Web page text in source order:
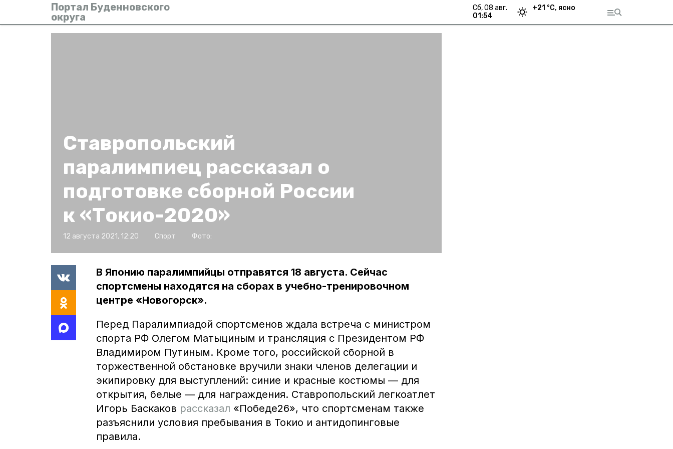
Портал Буденновского
округа
сб, 08 авг.
01:54
+21 °С, ясно
Ставропольский
паралимпиец рассказал о
подготовке сборной России
к «Токио-2020»
12 августа 2021, 12:20 Спорт Фото:
В Японию паралимпийцы отправятся 18 августа. Сейчас
спортсмены находятся на сборах в учебно-тренировочном
центре «Новогорск».
Перед Паралимпиадой спортсменов ждала встреча с министром
спорта РФ Олегом Матыциным и трансляция с Президентом РФ
Владимиром Путиным. Кроме того, российской сборной в
торжественной обстановке вручили знаки членов делегации и
экипировку для выступлений: синие и красные костюмы — для
открытия, белые — для награждения. Ставропольский легкоатлет
Игорь Баскаков рассказал «Победе26», что спортсменам также
разъяснили условия пребывания в Токио и антидопинговые
правила.